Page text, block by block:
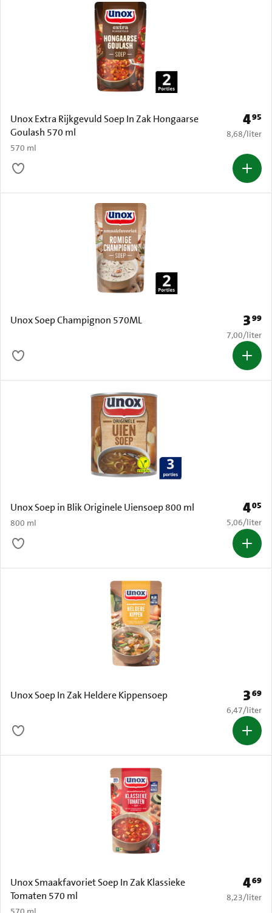
Unox Extra Rijkgevuld Soep In Zak Hongaarse
Goulash 570 ml
570 ml
Prijs:
495
€ 8,68 per
8,68/liter
Unox Soep Champignon 570ML Prijs:
399
€ 7,00 per
7,00/liter
Unox Soep in Blik Originele Uiensoep 800 ml
800 ml
Prijs:
405
€ 5,06 per
5,06/liter
Unox Soep In Zak Heldere Kippensoep Prijs:
369
€ 6,47 per
6,47/liter
Unox Smaakfavoriet Soep In Zak Klassieke
Tomaten 570 ml
Prijs:
469
€ 8,23 per
8,23/liter